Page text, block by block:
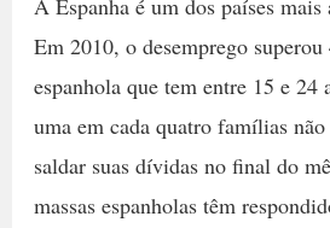
Em 2010, o desemprego
espanhola que tem entre 15 e 24
uma em cada quatro famílias
saldar suas dívidas no final do
massas espanholas têm